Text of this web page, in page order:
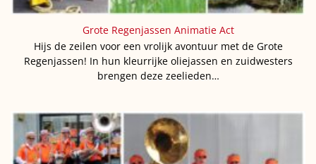
Grote Regenjassen Animatie Act
Hijs de zeilen voor een vrolijk avontuur met de Grote
Regenjassen! In hun kleurrijke oliejassen en zuidwesters
brengen deze zeelieden…